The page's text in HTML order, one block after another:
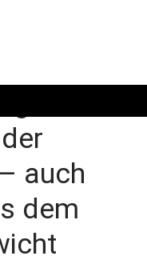
auch
dem